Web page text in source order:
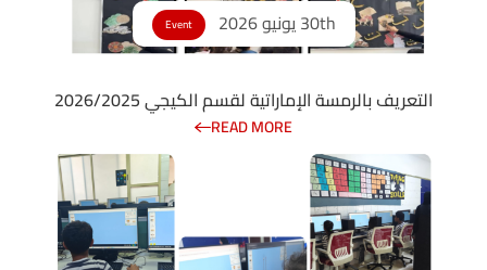
30th يونيو 2026 Event
التعريف بالرمسة الإماراتية لقسم الكيجي 2026/2025
READ MORE